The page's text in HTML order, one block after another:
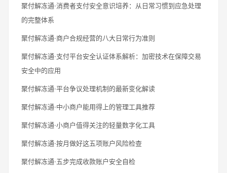
聚付解冻通·消费者支付安全意识培养：从日常习惯到应急处理
的完整体系
聚付解冻通·商户合规经营的八大日常行为准则
聚付解冻通·支付平台安全认证体系解析：加密技术在保障交易
安全中的应用
聚付解冻通·平台争议处理机制的最新变化解读
聚付解冻通·中小商户能用得上的管理工具推荐
聚付解冻通·小商户值得关注的轻量数字化工具
聚付解冻通·按月做好这五项账户风险检查
聚付解冻通·五步完成收款账户安全自检